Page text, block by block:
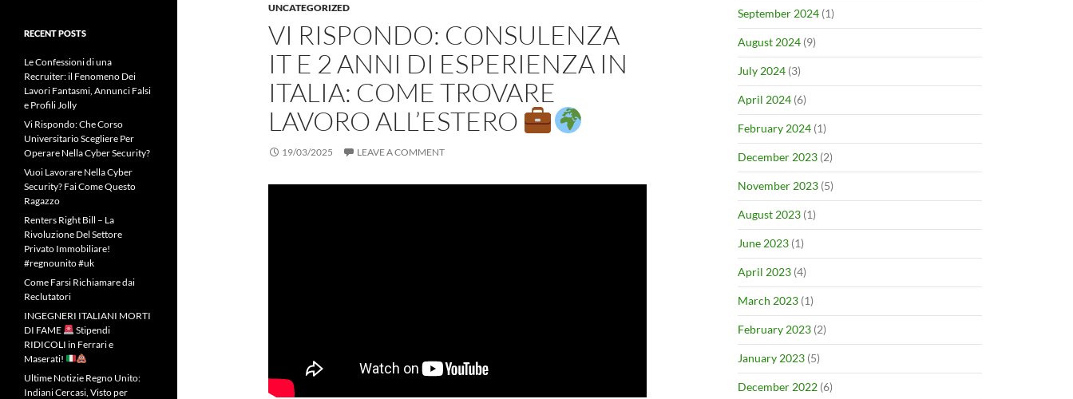
UNCATEGORIZED
VI RISPONDO: CONSULENZA
IT E 2 ANNI DI ESPERIENZA IN
ITALIA: COME TROVARE
LAVORO ALL’ESTERO
19/03/2025 LEAVE A COMMENT
September 2024 (1)
August 2024 (9)
July 2024 (3)
April 2024 (6)
February 2024 (1)
December 2023 (2)
November 2023 (5)
August 2023 (1)
June 2023 (1)
April 2023 (4)
March 2023 (1)
February 2023 (2)
January 2023 (5)
December 2022 (6)
RECENT POSTS
Le Confessioni di una
Recruiter: il Fenomeno Dei
Lavori Fantasmi, Annunci Falsi
e Profili Jolly
Vi Rispondo: Che Corso
Universitario Scegliere Per
Operare Nella Cyber Security?
Vuoi Lavorare Nella Cyber
Security? Fai Come Questo
Ragazzo
Renters Right Bill – La
Rivoluzione Del Settore
Privato Immobiliare!
#regnounito #uk
Come Farsi Richiamare dai
Reclutatori
INGEGNERI ITALIANI MORTI
DI FAME
Stipendi
RIDICOLI in Ferrari e
Maserati!
Ultime Notizie Regno Unito:
Indiani Cercasi, Visto per